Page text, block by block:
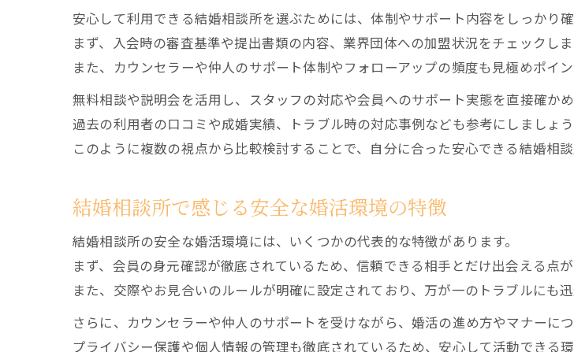
結婚相談所連盟の特徴を活
結婚相談所の体制と連盟活用
安心して利用できる結婚相談所を選ぶためには、体制やサポート内容をしっかり確
まず、入会時の審査基準や提出書類の内容、業界団体への加盟状況をチェックしま
また、カウンセラーや仲人のサポート体制やフォローアップの頻度も見極めポイン
無料相談や説明会を活用し、スタッフの対応や会員へのサポート実態を直接確かめ
過去の利用者の口コミや成婚実績、トラブル時の対応事例なども参考にしましょう
このように複数の視点から比較検討することで、自分に合った安心できる結婚相談
結婚相談所で感じる安全な婚活環境の特徴
結婚相談所の安全な婚活環境には、いくつかの代表的な特徴があります。
まず、会員の身元確認が徹底されているため、信頼できる相手とだけ出会える点が
また、交際やお見合いのルールが明確に設定されており、万が一のトラブルにも
さらに、カウンセラーや仲人のサポートを受けながら、婚活の進め方やマナーにつ
プライバシー保護や個人情報の管理も徹底されているため、安心して活動できる環